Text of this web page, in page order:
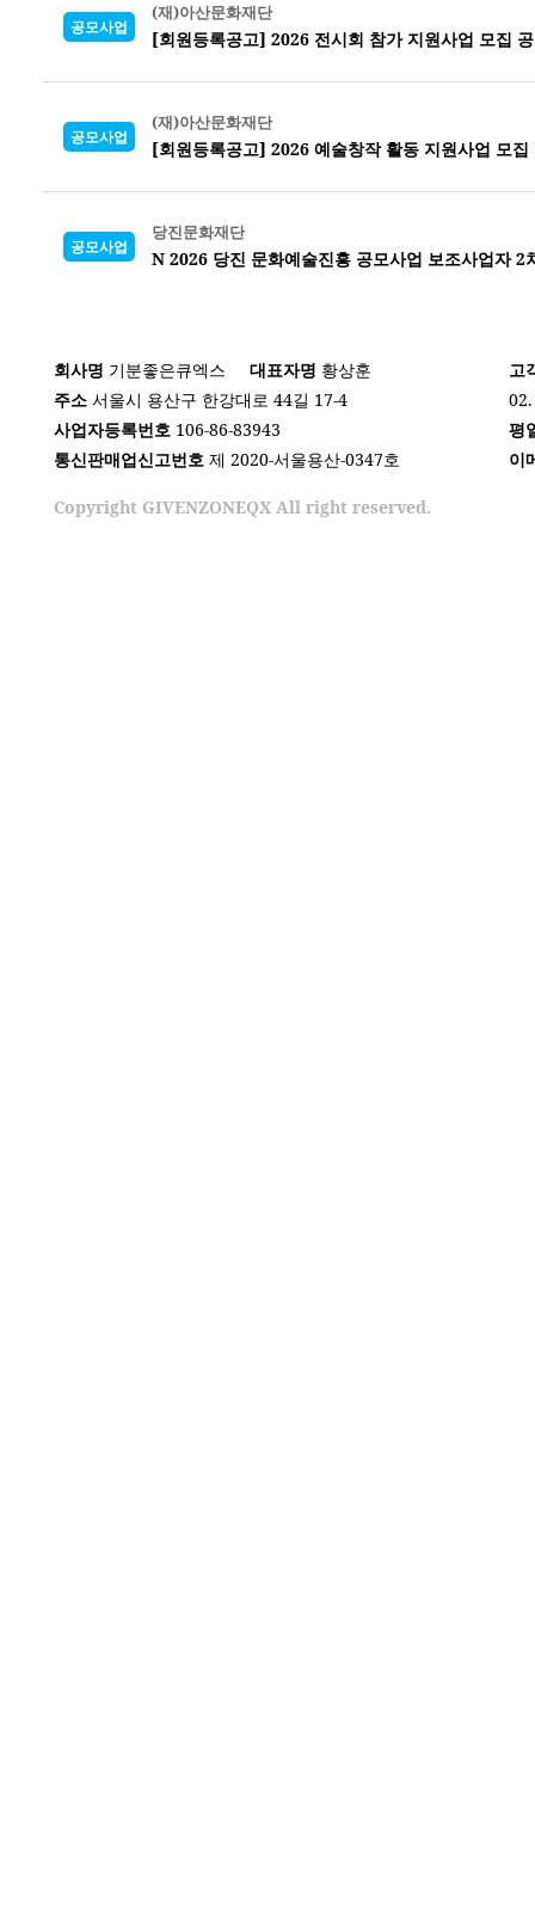
공모사업
(재)아산문화재단
[회원등록공고] 2026 전시회 참가 지원사업 모집
공모사업
(재)아산문화재단
[회원등록공고] 2026 예술창작 활동 지원사업 모집
공모사업
당진문화재단
N 2026 당진 문화예술진흥 공모사업 보조사업자 2
회사명 기분좋은큐엑스 대표자명 황상훈
주소 서울시 용산구 한강대로 44길 17-4
사업자등록번호 106-86-83943
통신판매업신고번호 제 2020-서울용산-0347호
Copyright GIVENZONEQX All right reserved.
고
평
이